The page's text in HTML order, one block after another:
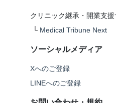
クリニック継承・開業支援
└ Medical Tribune Next
ソーシャルメディア
Xへのご登録
LINEへのご登録